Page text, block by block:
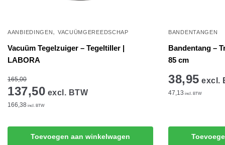
AANBIEDINGEN , VACUÜMGEREEDSCHAP
Vacuüm Tegelzuiger – Tegeltiller |
LABORA
165,00
137,50 excl. BTW
166,38 incl. BTW
Toevoegen aan winkelwagen
BANDENTANGEN
Bandentang –
85 cm
38,95 excl.
47,13 incl. BTW